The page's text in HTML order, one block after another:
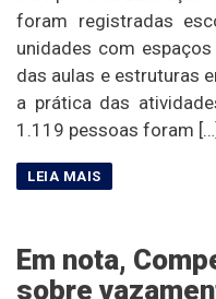
foram registradas
unidades com
das aulas e estruturas
a prática das
1.119 pessoas foram […]
Em nota,
sobre